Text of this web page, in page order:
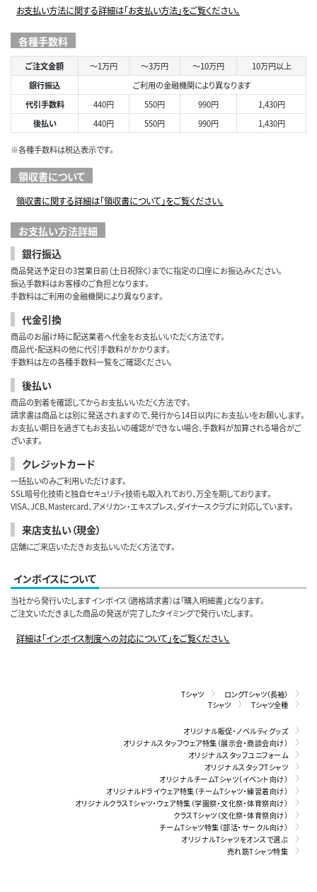
お支払い方法に関する詳細は「お支払い方法」をご覧ください。
各種手数料
ご注文金額 ～1万円 ～3万円 ～10万円
10万円以上
銀行振込
ご利用の金融機関により異なります
代引手数料
440円 550円 990円
1,430円
後払い
440円 550円 990円 1,430円
※各種手数料は税込表示です。
領収書について
領収書に関する詳細は「領収書について」をご覧ください。
お支払い方法詳細
銀行振込
商品発送予定日の3営業日前（土日祝除く）までに指定の口座にお振込みください。
振込手数料はお客様のご負担となります。
手数料はご利用の金融機関により異なります。
代金引換
商品のお届け時に配送業者へ代金をお支払いいただく方法です。
商品代・配送料の他に代引手数料がかかります。
手数料は左の各種手数料一覧をご確認ください。
後払い
商品の到着を確認してからお支払いいただく方法です。
請求書は商品とは別に発送されますので、発行から14日以内にお支払いをお願いします。
お支払い期日を過ぎてもお支払いの確認ができない場合、手数料が加算される場合がご
ざいます。
クレジットカード
一括払いのみご利用いただけます。
SSL暗号化技術と独自セキュリティ技術も取入れており、万全を期しております。
VISA、JCB、Mastercard、アメリカン・エキスプレス、ダイナースクラブに対応しています。
来店支払い（現金）
店舗にご来店いただきお支払いいただく方法です。
インボイスについて
当社から発行いたしますインボイス（適格請求書）は「購入明細書」となります。
ご注文いただきました商品の発送が完了したタイミングで発行いたします。
詳細は「インボイス制度への対応について」をご覧ください。
Tシャツ
ロングTシャツ（長袖）
Tシャツ
Tシャツ全種
オリジナル販促・ノベルティグッズ
オリジナルスタッフウェア特集（展示会・商談会向け）
オリジナルスタッフユニフォーム
オリジナルスタッフTシャツ
オリジナルチームTシャツ（イベント向け）
オリジナルドライウェア特集（チームTシャツ・練習着向け）
オリジナルクラスTシャツ・ウェア特集（学園祭・文化祭・体育祭向け）
クラスTシャツ（文化祭・体育祭向け）
チームTシャツ特集（部活・サークル向け）
オリジナルTシャツをオンスで選ぶ
売れ筋Tシャツ特集